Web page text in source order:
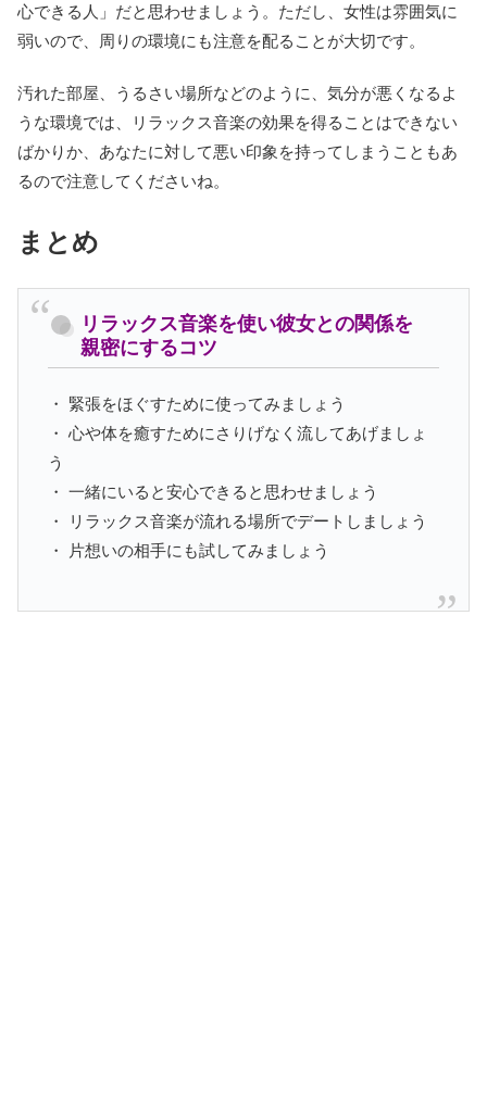
心できる人」だと思わせましょう。ただし、女性は雰囲気に
弱いので、周りの環境にも注意を配ることが大切です。
汚れた部屋、うるさい場所などのように、気分が悪くなるよ
うな環境では、リラックス音楽の効果を得ることはできない
ばかりか、あなたに対して悪い印象を持ってしまうこともあ
るので注意してくださいね。
まとめ
リラックス音楽を使い彼女との関係を
親密にするコツ
・ 緊張をほぐすために使ってみましょう
・ 心や体を癒すためにさりげなく流してあげましょ
う
・ 一緒にいると安心できると思わせましょう
・ リラックス音楽が流れる場所でデートしましょう
・ 片想いの相手にも試してみましょう